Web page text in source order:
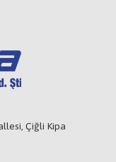
Çiğli Kipa